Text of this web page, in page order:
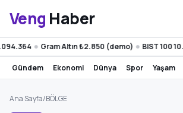
Veng Haber
● Gram Altın ₺2.850 (demo) ● BIST 100
gündem ekonomi dünya spor yaşam
Ana Sayfa/BÖLGE